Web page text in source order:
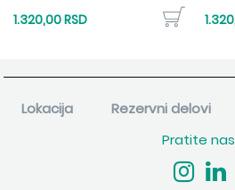
1.320,00 RSD
Lokacija Rezervni delovi
Pratite